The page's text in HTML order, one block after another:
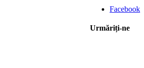
Facebook
Urmăriți-ne